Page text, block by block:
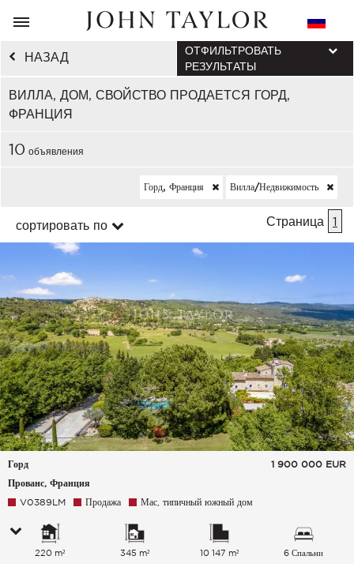
НАЗАД
ВИЛЛА, ДОМ, СВОЙСТВО ПРОДАЕТСЯ ГОРД,
ФРАНЦИЯ
ОТФИЛЬТРОВАТЬ
РЕЗУЛЬТАТЫ
10 объявления
Горд, Франция Вилла/недвижимость
сортировать по Страница 1
Горд
Прованс, Франция
1 900 000 EUR
V0389LM Продажа Мас, типичный южный дом
220 m² 345 m² 10 147 m² 6 Спальни